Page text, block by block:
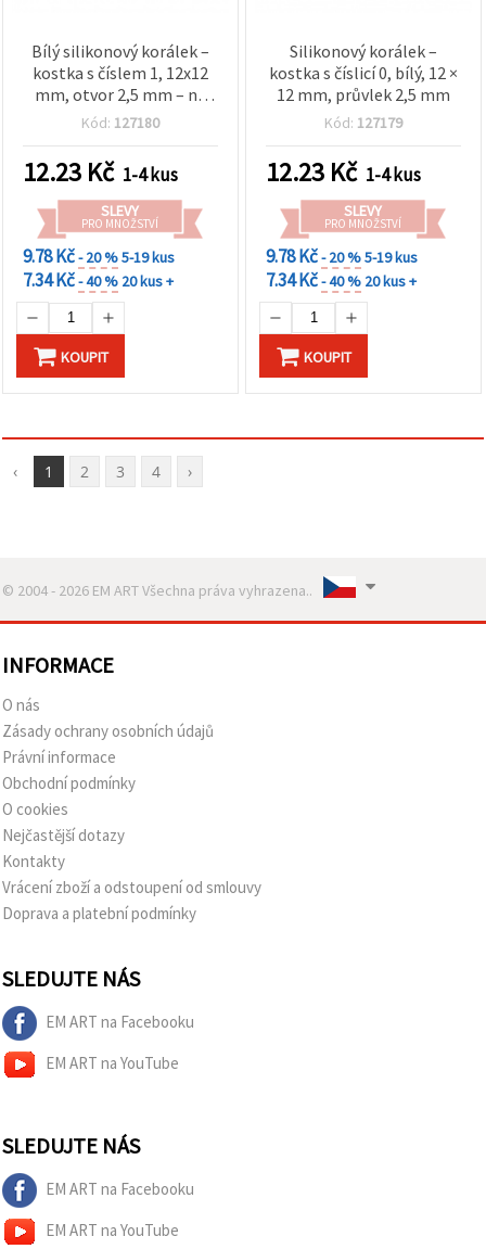
Bílý silikonový korálek –
kostka s číslem 1, 12x12
mm, otvor 2,5 mm – na
náramky, náhrdelníky,
DIY projekty
Kód: 127180
12.23 Kč 1-4 kus
SLEVY
PRO MNOŽSTVÍ
9.78 Kč- 20 %5-19 kus
7.34 Kč- 40 % 20 kus +
KOUPIT
Silikonový korálek –
kostka s číslicí 0, bílý, 12 ×
12 mm, průvlek 2,5 mm
Kód: 127179
12.23 Kč 1-4 kus
SLEVY
PRO MNOŽSTVÍ
9.78 Kč- 20 %5-19 kus
7.34 Kč- 40 % 20 kus +
KOUPIT
‹ 1 2 3 4 ›
© 2004 - 2026 EM ART Všechna práva vyhrazena..
INFORMACE
O nás
Zásady ochrany osobních údajů
Právní informace
Obchodní podmínky
O cookies
Nejčastější dotazy
Kontakty
Vrácení zboží a odstoupení od smlouvy
Doprava a platební podmínky
SLEDUJTE NÁS
EM ART na Facebooku
EM ART na YouTube
SLEDUJTE NÁS
EM ART na Facebooku
EM ART na YouTube